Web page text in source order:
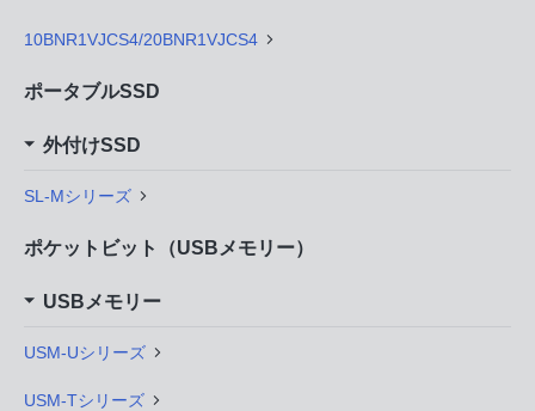
10BNR1VJCS4/20BNR1VJCS4
ポータブルSSD
外付けSSD
SL-Mシリーズ
ポケットビット（USBメモリー）
USBメモリー
USM-Uシリーズ
USM-Tシリーズ